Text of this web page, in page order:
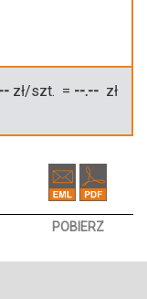
zł/szt. = --.-- zł
POBIERZ